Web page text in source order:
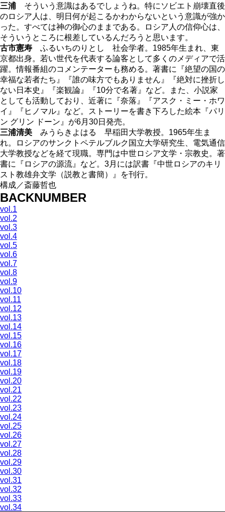
三浦 そういう意識はあるでしょうね。特にソビエト崩壊直後
のロシア人は、明日何が起こるかわからないという意識が強か
った。すべては神の御心のままである。ロシア人の信仰心は、
そういうところに根差しているんだろうと思います。
古市憲寿 ふるいちのりとし 社会学者。1985年生まれ、東
京都出身。若い世代を代表する論客として多くのメディアで活
躍。情報番組のコメンテーターも務める。著書に『絶望の国の
幸福な若者たち』『誰の味方でもありません』『絶対に挫折し
ない日本史』『楽観論』『10分で名著』など。また、小説家
としても活動しており、近著に『奈落』『アスク・ミー・ホワ
イ』『ヒノマル』など。ストーリーを書き下ろした絵本『パリ
ン グリン ドーン』が6月30日発売。
三浦清美 みうらきよはる 早稲田大学教授。1965年生ま
れ。ロシアのサンクトペテルブルク国立大学研究生、電気通信
大学教授などを経て現職。専門は中世ロシア文学・宗教史。著
書に『ロシアの源流』など。3月には訳書『中世ロシアのキリ
スト教雄弁文学（説教と書簡）』を刊行。
構成／斎藤哲也
BACKNUMBER
vol.1
vol.2
vol.3
vol.4
vol.5
vol.6
vol.7
vol.8
vol.9
vol.10
vol.11
vol.12
vol.13
vol.14
vol.15
vol.16
vol.17
vol.18
vol.19
vol.20
vol.21
vol.22
vol.23
vol.24
vol.25
vol.26
vol.27
vol.28
vol.29
vol.30
vol.31
vol.32
vol.33
vol.34